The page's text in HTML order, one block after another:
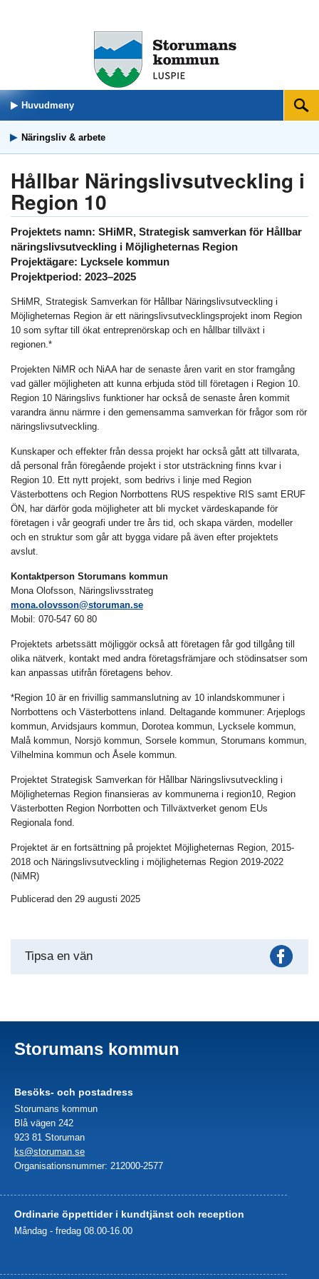
Huvudmeny Sök
Näringsliv & arbete
Hållbar Näringslivsutveckling i
Region 10
Projektets namn: SHiMR, Strategisk samverkan för Hållbar
näringslivsutveckling i Möjligheternas Region
Projektägare: Lycksele kommun
Projektperiod: 2023–2025
SHiMR, Strategisk Samverkan för Hållbar Näringslivsutveckling i
Möjligheternas Region är ett näringslivsutvecklingsprojekt inom Region
10 som syftar till ökat entreprenörskap och en hållbar tillväxt i
regionen.*
Projekten NiMR och NiAA har de senaste åren varit en stor framgång
vad gäller möjligheten att kunna erbjuda stöd till företagen i Region 10.
Region 10 Näringslivs funktioner har också de senaste åren kommit
varandra ännu närmre i den gemensamma samverkan för frågor som rör
näringslivsutveckling.
Kunskaper och effekter från dessa projekt har också gått att tillvarata,
då personal från föregående projekt i stor utsträckning finns kvar i
Region 10. Ett nytt projekt, som bedrivs i linje med Region
Västerbottens och Region Norrbottens RUS respektive RIS samt ERUF
ÖN, har därför goda möjligheter att bli mycket värdeskapande för
företagen i vår geografi under tre års tid, och skapa värden, modeller
och en struktur som går att bygga vidare på även efter projektets
avslut.
Kontaktperson Storumans kommun
Mona Olofsson, Näringslivsstrateg
mona.olovsson@storuman.se
Mobil: 070-547 60 80
Projektets arbetssätt möjliggör också att företagen får god tillgång till
olika nätverk, kontakt med andra företagsfrämjare och stödinsatser som
kan anpassas utifrån företagens behov.
*Region 10 är en frivillig sammanslutning av 10 inlandskommuner i
Norrbottens och Västerbottens inland. Deltagande kommuner: Arjeplogs
kommun, Arvidsjaurs kommun, Dorotea kommun, Lycksele kommun,
Malå kommun, Norsjö kommun, Sorsele kommun, Storumans kommun,
Vilhelmina kommun och Åsele kommun.
Projektet Strategisk Samverkan för Hållbar Näringslivsutveckling i
Möjligheternas Region finansieras av kommunerna i region10, Region
Västerbotten Region Norrbotten och Tillväxtverket genom EUs
Regionala fond.
Projektet är en fortsättning på projektet Möjligheternas Region, 2015-
2018 och Näringslivsutveckling i möjligheternas Region 2019-2022
(NiMR)
Publicerad den 29 augusti 2025
Tipsa en vän
Storumans kommun
Besöks- och postadress
Storumans kommun
Blå vägen 242
923 81 Storuman
ks@storuman.se
Organisationsnummer: 212000-2577
Ordinarie öppettider i kundtjänst och reception
Måndag - fredag 08.00-16.00